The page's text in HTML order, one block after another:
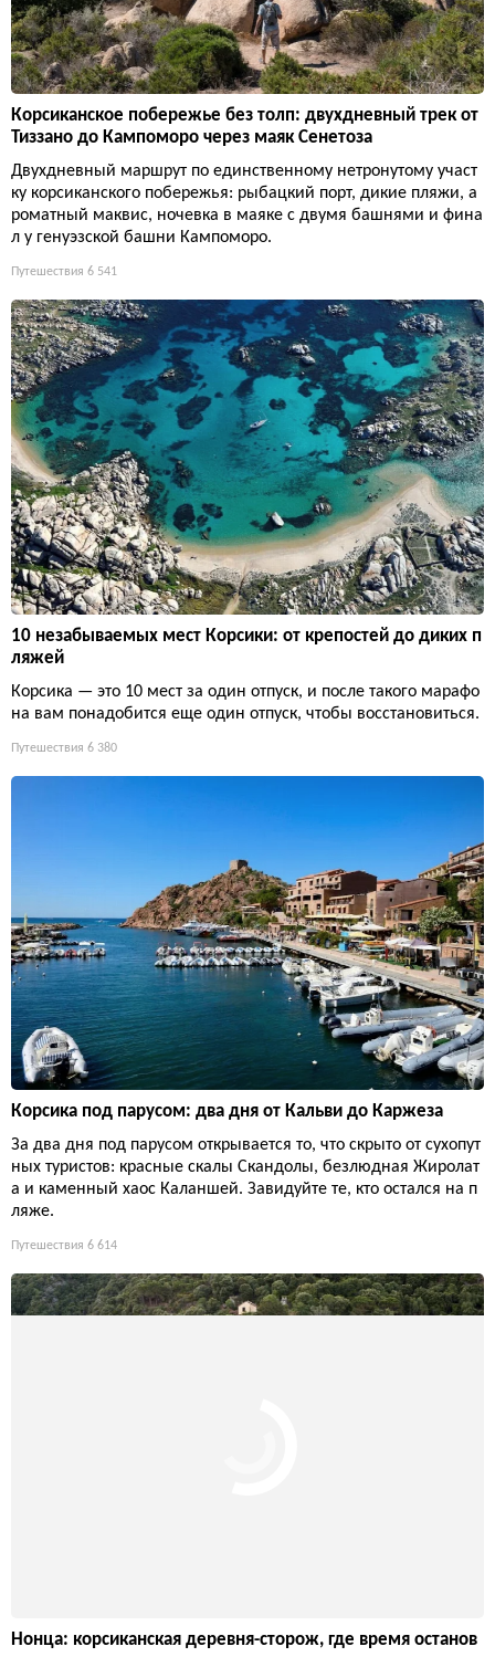
Корсиканское побережье без толп: двухдневный трек от
Тиззано до Кампоморо через маяк Сенетоза
Двухдневный маршрут по единственному нетронутому участ
ку корсиканского побережья: рыбацкий порт, дикие пляжи, а
роматный маквис, ночевка в маяке с двумя башнями и фина
л у генуэзской башни Кампоморо.
Путешествия 6 541
10 незабываемых мест Корсики: от крепостей до диких п
ляжей
Корсика — это 10 мест за один отпуск, и после такого марафо
на вам понадобится еще один отпуск, чтобы восстановиться.
Путешествия 6 380
Корсика под парусом: два дня от Кальви до Каржеза
За два дня под парусом открывается то, что скрыто от сухопут
ных туристов: красные скалы Скандолы, безлюдная Жиролат
а и каменный хаос Каланшей. Завидуйте те, кто остался на п
ляже.
Путешествия 6 614
Нонца: корсиканская деревня-сторож, где время останов